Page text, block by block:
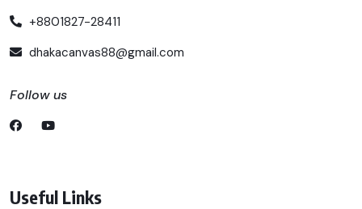
+8801827-28411
dhakacanvas88@gmail.com
Follow us
Useful Links